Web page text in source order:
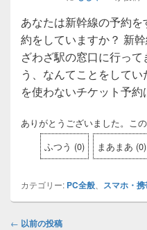
あなたは新幹線の予約
約をしていますか？ 新
ざわざ駅の窓口に行っ
う、なんてことをして
を使わないチケット予約
ありがとうございました。こ
ふつう (0) まあまあ (0)
カテゴリー: PC全般 スマホ・
投
← 以前の投稿